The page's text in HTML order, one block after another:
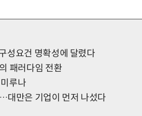
성요건 명확성에 달렸다
패러다임 전환
루나
대만은 기업이 먼저 나섰다